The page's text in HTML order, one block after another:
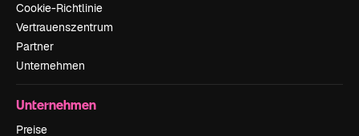
Cookie-Richtlinie
Vertrauenszentrum
Partner
Unternehmen
Unternehmen
Preise